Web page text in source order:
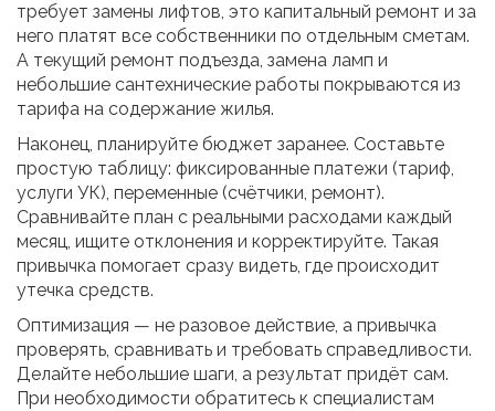
требует замены лифтов, это капитальный ремонт и за
него платят все собственники по отдельным сметам.
А текущий ремонт подъезда, замена ламп и
небольшие сантехнические работы покрываются из
тарифа на содержание жилья.
Наконец, планируйте бюджет заранее. Составьте
простую таблицу: фиксированные платежи (тариф,
услуги УК), переменные (счётчики, ремонт).
Сравнивайте план с реальными расходами каждый
месяц, ищите отклонения и корректируйте. Такая
привычка помогает сразу видеть, где происходит
утечка средств.
Оптимизация — не разовое действие, а привычка
проверять, сравнивать и требовать справедливости.
Делайте небольшие шаги, а результат придёт сам.
При необходимости обратитесь к специалистам